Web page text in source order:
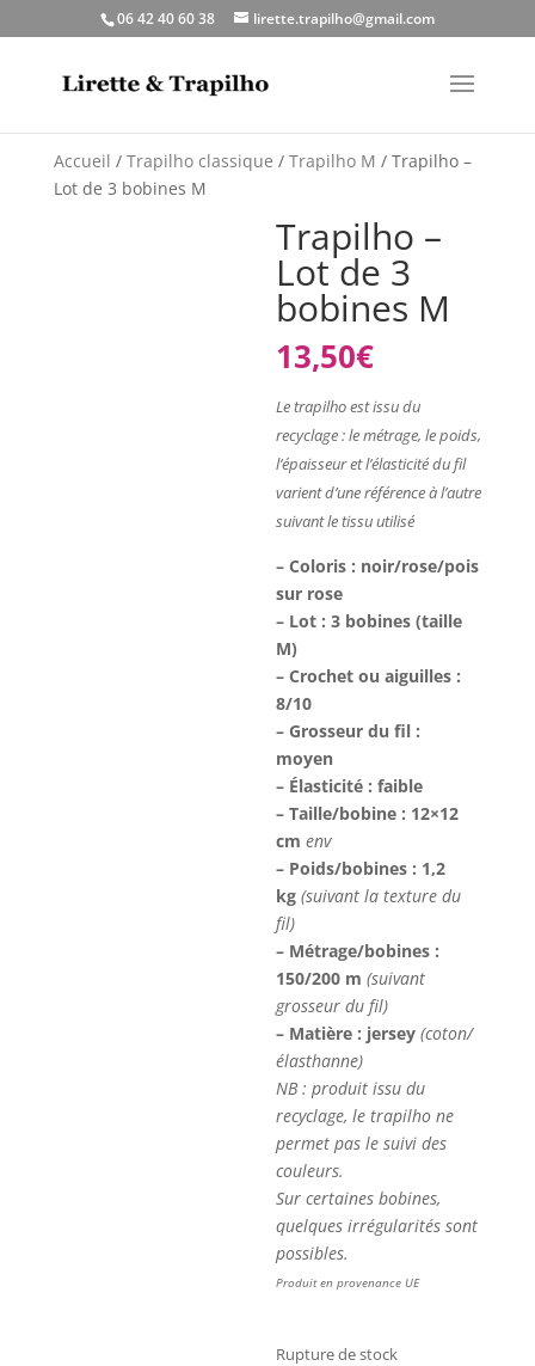
06 42 40 60 38 lirette.trapilho@gmail.com
Accueil / Trapilho classique / Trapilho M / Trapilho –
Lot de 3 bobines M
Trapilho –
Lot de 3
bobines M
13,50€
Le trapilho est issu du
recyclage : le métrage, le poids,
l’épaisseur et l’élasticité du fil
varient d’une référence à l’autre
suivant le tissu utilisé
– Coloris : noir/rose/pois
sur rose
– Lot : 3 bobines (taille
M)
– Crochet ou aiguilles :
8/10
– Grosseur du fil :
moyen
– Élasticité : faible
– Taille/bobine : 12×12
cmenv
– Poids/bobines : 1,2
kg (suivant la texture du
fil)
– Métrage/bobines :
150/200 m(suivant
grosseur du fil)
– Matière : jersey(coton/
élasthanne)
NB : produit issu du
recyclage, le trapilho ne
permet pas le suivi des
couleurs.
Sur certaines bobines,
quelques irrégularités sont
possibles.
Produit en provenance UE
Rupture de stock